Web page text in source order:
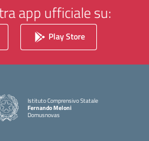
app ufficiale su:
Play Store
Istituto Comprensivo Statale
Fernando Meloni
Domusnovas